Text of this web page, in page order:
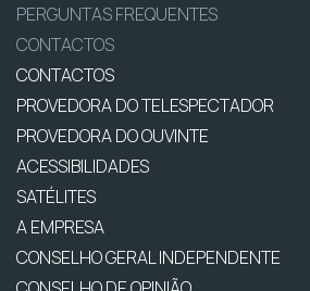
PERGUNTAS FREQUENTES
CONTACTOS
CONTACTOS
PROVEDORA DO TELESPECTADOR
PROVEDORA DO OUVINTE
ACESSIBILIDADES
SATÉLITES
A EMPRESA
CONSELHO GERAL INDEPENDENTE